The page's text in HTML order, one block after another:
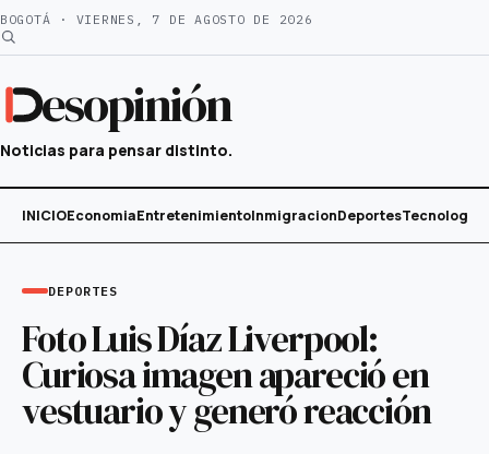
Saltar
al
BOGOTÁ · VIERNES, 7 DE AGOSTO DE 2026
esopinión
Noticias para pensar distinto.
INICIOEconomiaEntretenimientoInmigracionDeportesTecnología
DEPORTES
Foto Luis Díaz Liverpool:
Curiosa imagen apareció en
vestuario y generó reacción